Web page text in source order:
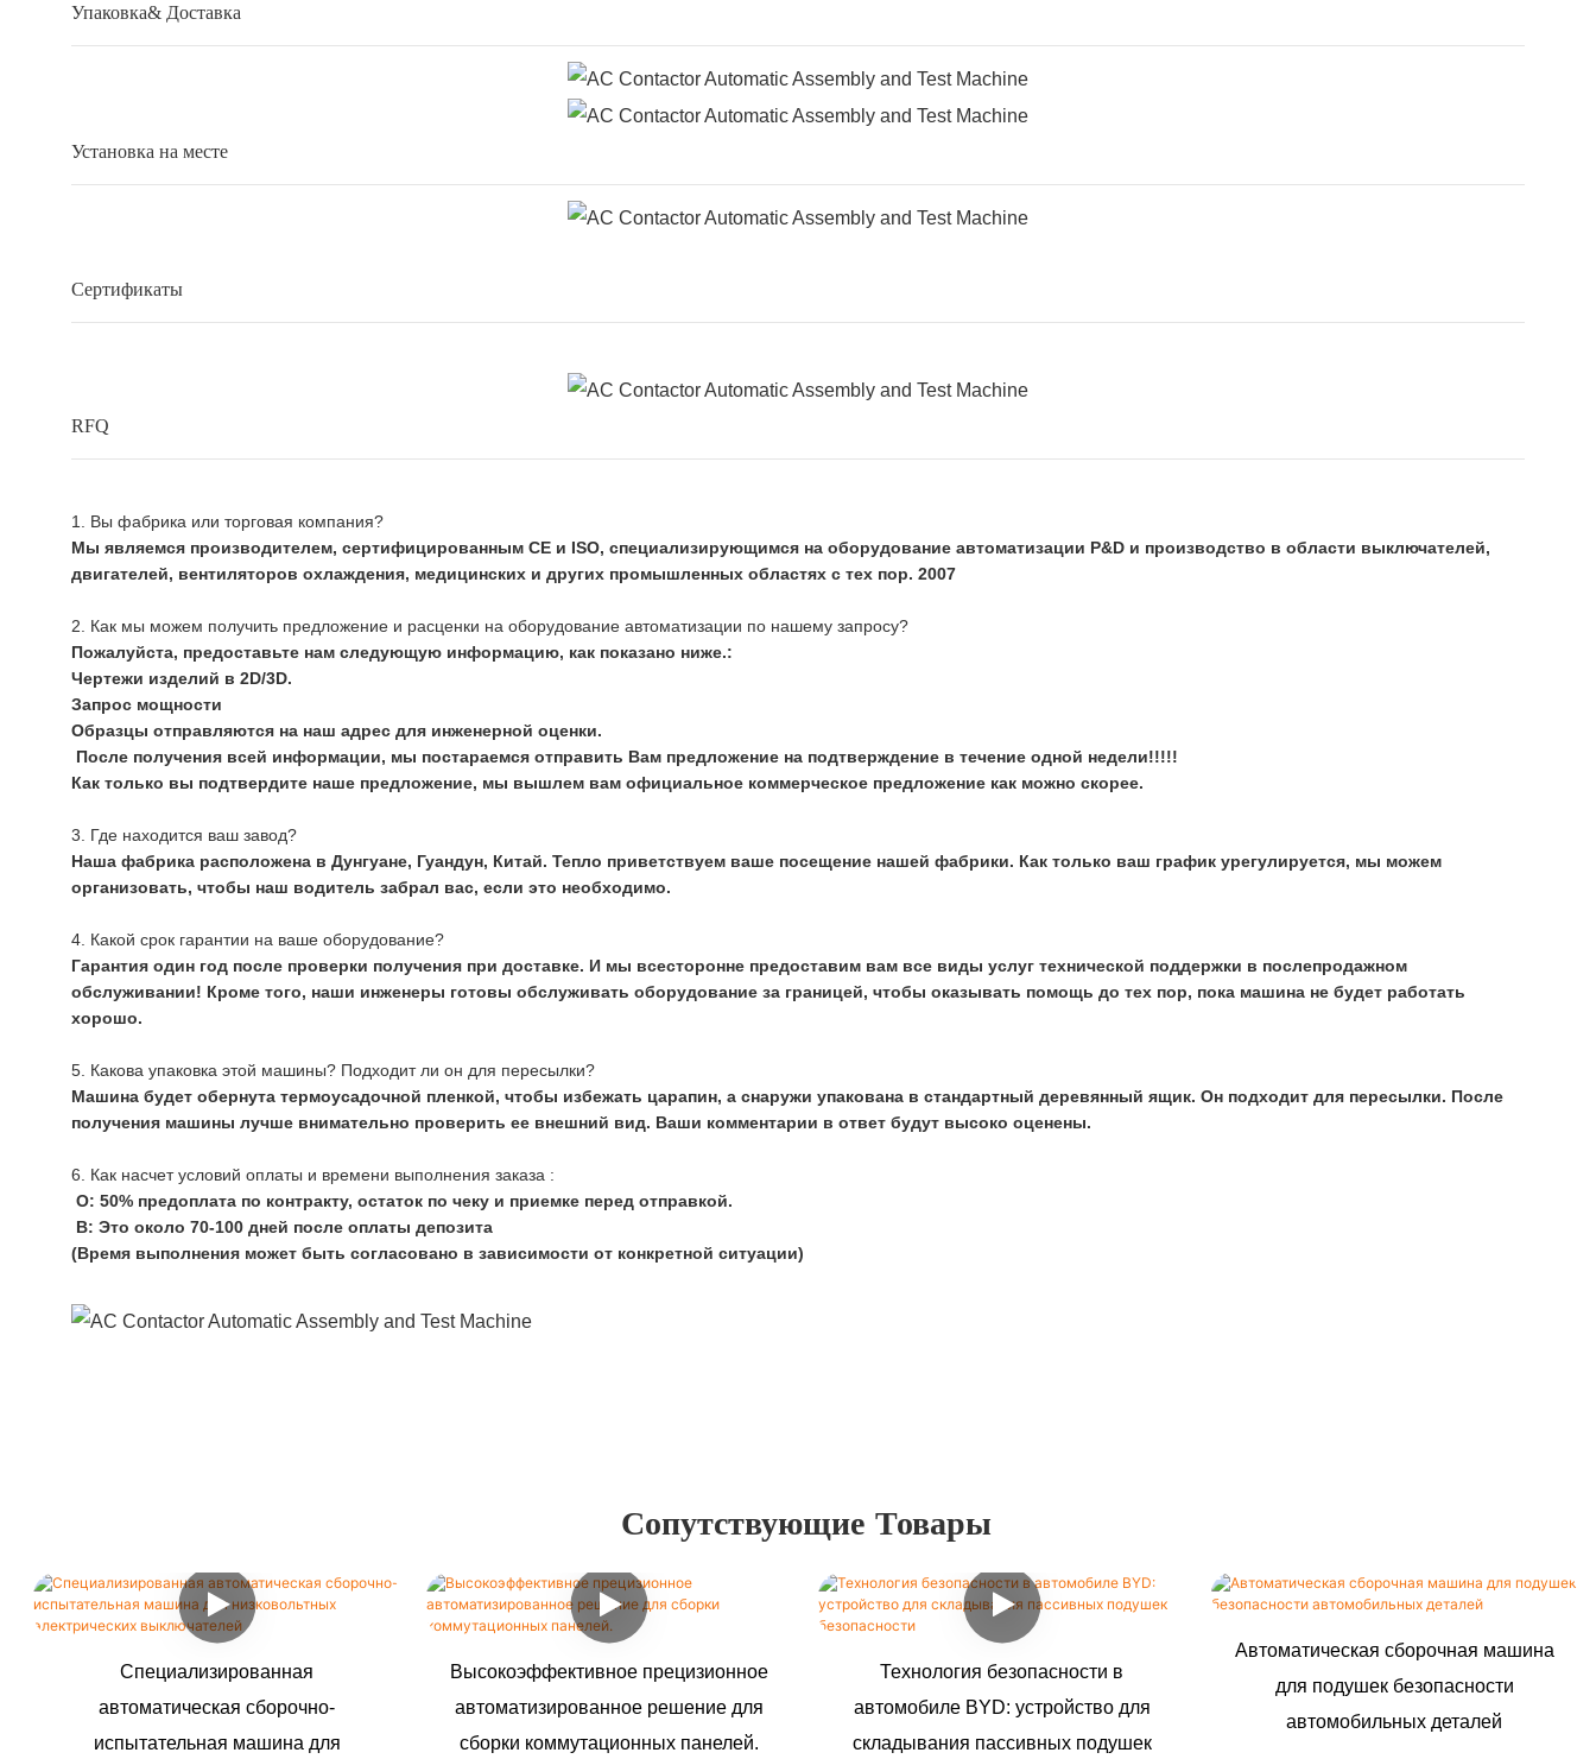
Упаковка& Доставка
Установка на месте
Сертификаты
RFQ
1. Вы фабрика или торговая компания?
Мы являемся производителем, сертифицированным CE и ISO, специализирующимся на оборудование автоматизации Р&D и производство в области выключателей,
двигателей, вентиляторов охлаждения, медицинских и других промышленных областях с тех пор. 2007
2. Как мы можем получить предложение и расценки на оборудование автоматизации по нашему запросу?
Пожалуйста, предоставьте нам следующую информацию, как показано ниже.:
Чертежи изделий в 2D/3D.
Запрос мощности
Образцы отправляются на наш адрес для инженерной оценки.
После получения всей информации, мы постараемся отправить Вам предложение на подтверждение в течение одной недели!!!!!
Как только вы подтвердите наше предложение, мы вышлем вам официальное коммерческое предложение как можно скорее.
3. Где находится ваш завод?
Наша фабрика расположена в Дунгуане, Гуандун, Китай. Тепло приветствуем ваше посещение нашей фабрики. Как только ваш график урегулируется, мы можем
организовать, чтобы наш водитель забрал вас, если это необходимо.
4. Какой срок гарантии на ваше оборудование?
Гарантия один год после проверки получения при доставке. И мы всесторонне предоставим вам все виды услуг технической поддержки в послепродажном
обслуживании! Кроме того, наши инженеры готовы обслуживать оборудование за границей, чтобы оказывать помощь до тех пор, пока машина не будет работать
хорошо.
5. Какова упаковка этой машины? Подходит ли он для пересылки?
Машина будет обернута термоусадочной пленкой, чтобы избежать царапин, а снаружи упакована в стандартный деревянный ящик. Он подходит для пересылки. После
получения машины лучше внимательно проверить ее внешний вид. Ваши комментарии в ответ будут высоко оценены.
6. Как насчет условий оплаты и времени выполнения заказа :
О: 50% предоплата по контракту, остаток по чеку и приемке перед отправкой.
B: Это около 70-100 дней после оплаты депозита
(Время выполнения может быть согласовано в зависимости от конкретной ситуации)
Сопутствующие Товары
Специализированная
автоматическая сборочно-
испытательная машина для
Высокоэффективное прецизионное
автоматизированное решение для
сборки коммутационных панелей.
Технология безопасности в
автомобиле BYD: устройство для
складывания пассивных подушек
Автоматическая сборочная машина
для подушек безопасности
автомобильных деталей